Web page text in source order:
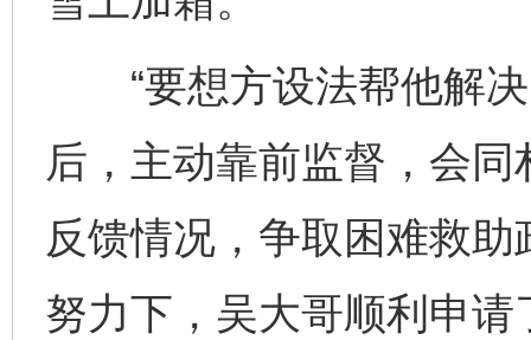
“要想方设法帮他解决
后，主动靠前监督，会同
反馈情况，争取困难救
努力下，吴大哥顺利申请